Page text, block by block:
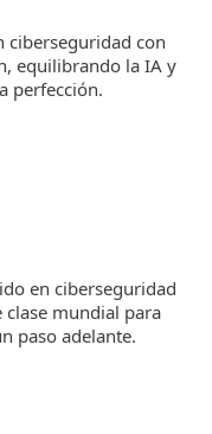
ciberseguridad con
equilibrando la IA y
perfección.
en ciberseguridad
clase mundial para
paso adelante.